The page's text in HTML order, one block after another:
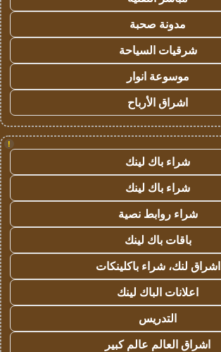
مدونة صحبة
شرقيات السياحة
موسوعة انوار
اشراق الأرباح
!
شراء باك لينك
شراء باك لينك
شراء روابط نصية
باقات باك لينك
اشراق لنك، شراء باكلينكات
اعلانات الباك لينك
التدريس
اشراق العالم عالم كبير